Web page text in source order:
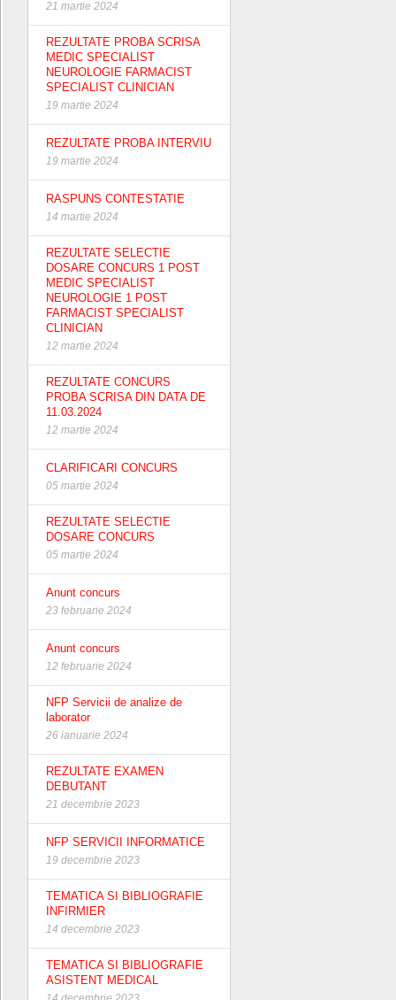
21 martie 2024
REZULTATE PROBA SCRISA
MEDIC SPECIALIST
NEUROLOGIE FARMACIST
SPECIALIST CLINICIAN
19 martie 2024
REZULTATE PROBA INTERVIU
19 martie 2024
RASPUNS CONTESTATIE
14 martie 2024
REZULTATE SELECTIE
DOSARE CONCURS 1 POST
MEDIC SPECIALIST
NEUROLOGIE 1 POST
FARMACIST SPECIALIST
CLINICIAN
12 martie 2024
REZULTATE CONCURS
PROBA SCRISA DIN DATA DE
11.03.2024
12 martie 2024
CLARIFICARI CONCURS
05 martie 2024
REZULTATE SELECTIE
DOSARE CONCURS
05 martie 2024
Anunt concurs
23 februarie 2024
Anunt concurs
12 februarie 2024
NFP Servicii de analize de
laborator
26 ianuarie 2024
REZULTATE EXAMEN
DEBUTANT
21 decembrie 2023
NFP SERVICII INFORMATICE
19 decembrie 2023
TEMATICA SI BIBLIOGRAFIE
INFIRMIER
14 decembrie 2023
TEMATICA SI BIBLIOGRAFIE
ASISTENT MEDICAL